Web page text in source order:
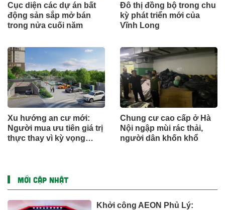
Cục diện các dự án bất
động sản sắp mở bán
trong nửa cuối năm
Đô thị đồng bộ trong chu
kỳ phát triển mới của
Vĩnh Long
Xu hướng an cư mới:
Người mua ưu tiên giá trị
thực thay vì kỳ vọng
Chung cư cao cấp ở Hà
Nội ngập mùi rác thải,
người dân khốn khổ
MỚI CẬP NHẬT
Khởi công AEON Phủ Lý: